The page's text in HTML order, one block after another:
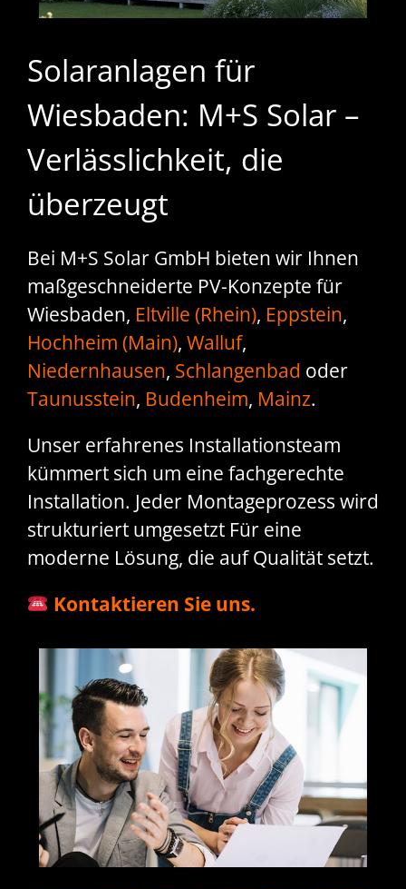
Solaranlagen für
Wiesbaden: M+S Solar –
Verlässlichkeit, die
überzeugt
Bei M+S Solar GmbH bieten wir Ihnen
maßgeschneiderte PV-Konzepte für
Wiesbaden, Eltville (Rhein), Eppstein,
Hochheim (Main), Walluf,
Niedernhausen, Schlangenbad oder
Taunusstein, Budenheim, Mainz.
Unser erfahrenes Installationsteam
kümmert sich um eine fachgerechte
Installation. Jeder Montageprozess wird
strukturiert umgesetzt Für eine
moderne Lösung, die auf Qualität setzt.
Kontaktieren Sie uns.